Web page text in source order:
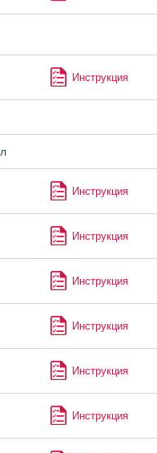
Инструкция
Инструкция
Инструкция
Инструкция
Инструкция
Инструкция
Инструкция